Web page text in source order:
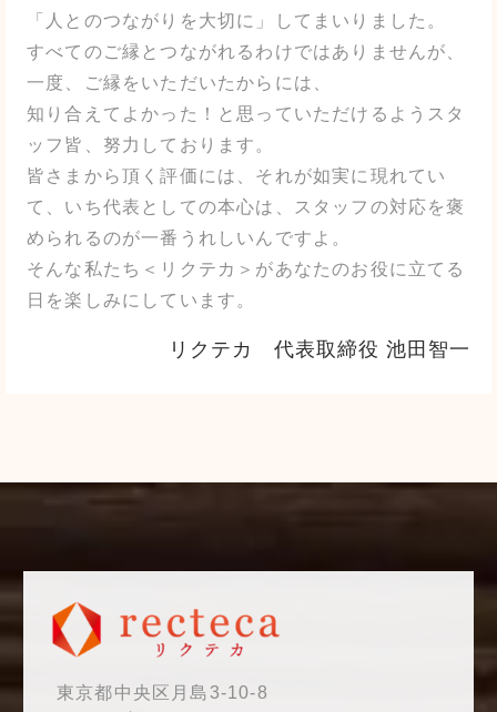
「人とのつながりを大切に」してまいりました。
すべてのご縁とつながれるわけではありませんが、
一度、ご縁をいただいたからには、
知り合えてよかった！と思っていただけるようスタ
ッフ皆、努力しております。
皆さまから頂く評価には、それが如実に現れてい
て、いち代表としての本心は、スタッフの対応を褒
められるのが一番うれしいんですよ。
そんな私たち＜リクテカ＞があなたのお役に立てる
日を楽しみにしています。
リクテカ 代表取締役 池田智一
東京都中央区月島3-10-8